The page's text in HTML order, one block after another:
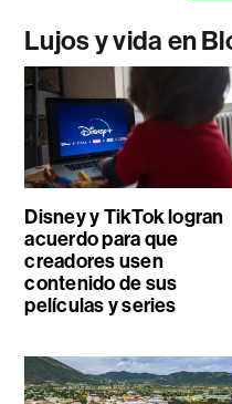
Lujos y vida en
Disney y TikTok logran
acuerdo para que
creadores usen
contenido de sus
películas y series